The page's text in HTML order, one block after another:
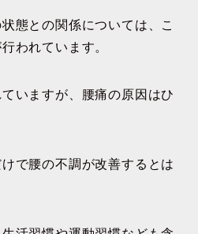
態との関係については、こ
われています。
いますが、腰痛の原因はひ
で腰の不調が改善するとは